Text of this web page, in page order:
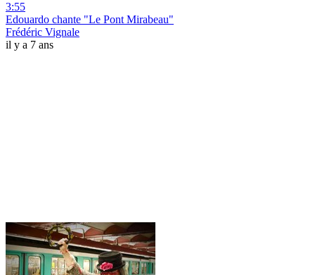
3:55
Edouardo chante "Le Pont Mirabeau"
Frédéric Vignale
il y a 7 ans